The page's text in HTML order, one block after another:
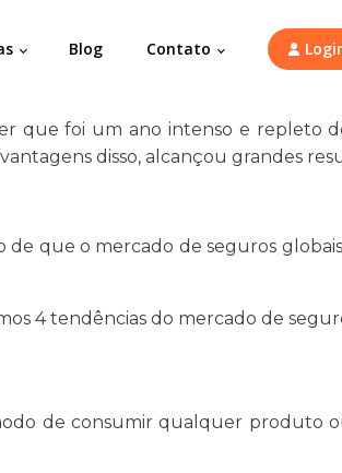
Blog Contato
que foi um ano intenso e repleto
disso, alcançou grandes
de que o mercado de seguros
4 tendências do mercado de
de consumir qualquer produto